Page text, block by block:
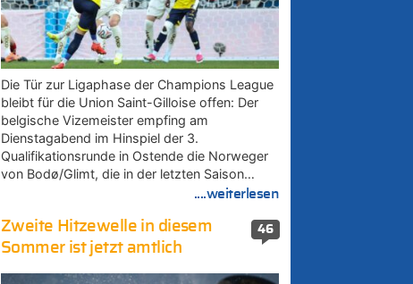
Die Tür zur Ligaphase der Champions League
bleibt für die Union Saint-Gilloise offen: Der
belgische Vizemeister empfing am
Dienstagabend im Hinspiel der 3.
Qualifikationsrunde in Ostende die Norweger
von Bodø/Glimt, die in der letzten Saison…
....weiterlesen
46
Zweite Hitzewelle in diesem
Sommer ist jetzt amtlich